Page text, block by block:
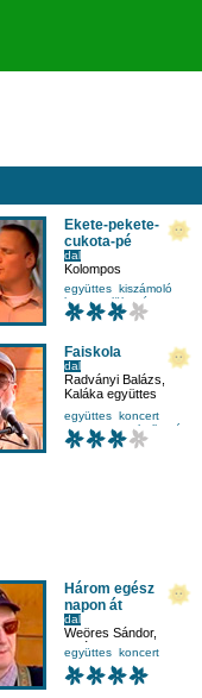
Ekete-pekete-
cukota-pé
dal
Kolompos
együttes kiszámoló
koncert
lüktetés
Faiskola
dal
Radványi Balázs
Kaláka együttes
együttes koncert
mesetv
zenehallgatás
Három egész
napon át
dal
Weöres Sándor,
Kaláka együttes
együttes koncert
mesetv